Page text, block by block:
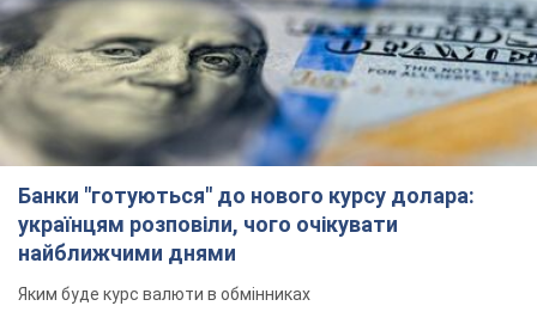
Банки "готуються" до нового курсу долара:
українцям розповіли, чого очікувати
найближчими днями
Яким буде курс валюти в обмінниках